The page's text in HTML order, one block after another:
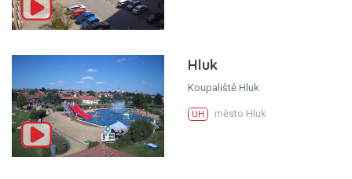
Hluk
Koupaliště Hluk
UH město Hluk